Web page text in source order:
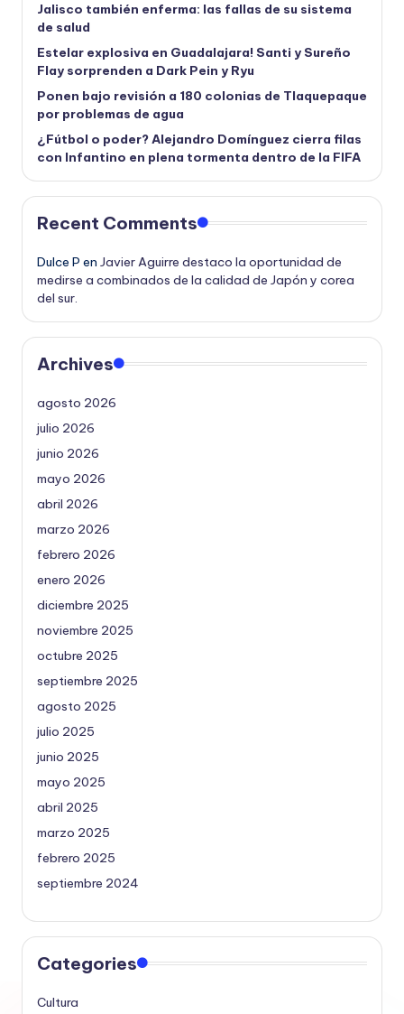
Jalisco también enferma: las fallas de su sistema
de salud
Estelar explosiva en Guadalajara! Santi y Sureño
Flay sorprenden a Dark Pein y Ryu
Ponen bajo revisión a 180 colonias de Tlaquepaque
por problemas de agua
¿Fútbol o poder? Alejandro Domínguez cierra filas
con Infantino en plena tormenta dentro de la FIFA
Recent Comments
Dulce P en Javier Aguirre destaco la oportunidad de
medirse a combinados de la calidad de Japón y corea
del sur.
Archives
agosto 2026
julio 2026
junio 2026
mayo 2026
abril 2026
marzo 2026
febrero 2026
enero 2026
diciembre 2025
noviembre 2025
octubre 2025
septiembre 2025
agosto 2025
julio 2025
junio 2025
mayo 2025
abril 2025
marzo 2025
febrero 2025
septiembre 2024
Categories
Cultura